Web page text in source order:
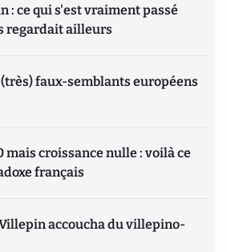
: ce qui s'est vraiment passé
regardait ailleurs
faux-semblants européens
mais croissance nulle : voilà ce
français
accoucha du villepino-